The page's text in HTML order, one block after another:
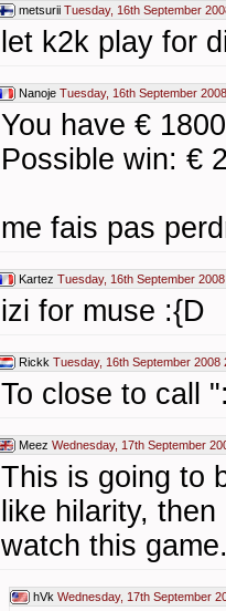
metsurii Tuesday, 16th September
let k2k play for
Nanoje Tuesday, 16th September
You have €
Possible win: €
me fais pas
Kartez Tuesday, 16th September
izi for muse :{D
Rickk Tuesday, 16th September 2008
To close to call
Meez Wednesday, 17th September
This is going to
like hilarity,
watch this
hVk Wednesday, 17th September